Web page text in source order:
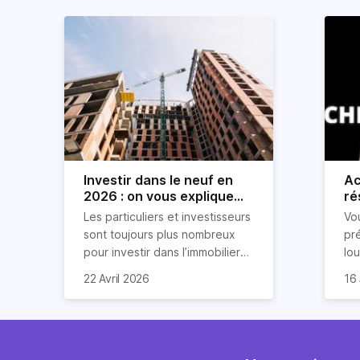
Investir dans le neuf en
2026 : on vous explique
tout !
Les particuliers et investisseurs
sont toujours plus nombreux
pour investir dans l’immobilier
expliquons tout dans cet
22 Avril 2026 16